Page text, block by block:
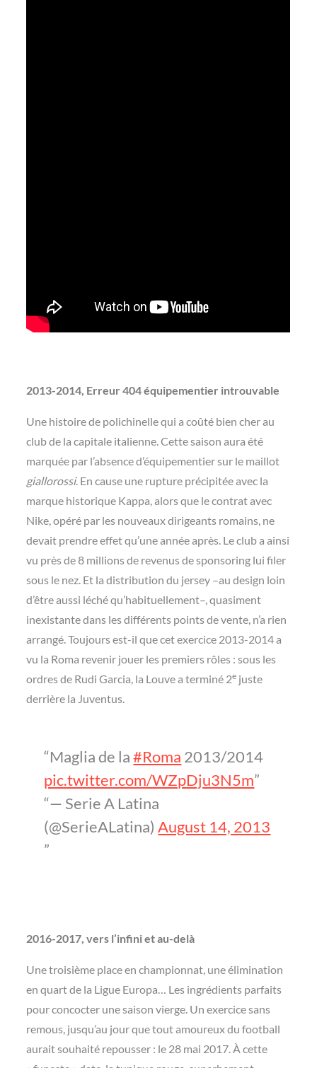
2013-2014, Erreur 404 équipementier introuvable
Une histoire de polichinelle qui a coûté bien cher au
club de la capitale italienne. Cette saison aura été
marquée par l’absence d’équipementier sur le maillot
giallorossi. En cause une rupture précipitée avec la
marque historique Kappa, alors que le contrat avec
Nike, opéré par les nouveaux dirigeants romains, ne
devait prendre effet qu’une année après. Le club a ainsi
vu près de 8 millions de revenus de sponsoring lui filer
sous le nez. Et la distribution du jersey –au design loin
d’être aussi léché qu’habituellement–, quasiment
inexistante dans les différents points de vente, n’a rien
arrangé. Toujours est-il que cet exercice 2013-2014 a
vu la Roma revenir jouer les premiers rôles : sous les
ordres de Rudi Garcia, la Louve a terminé 2e juste
derrière la Juventus.
Maglia de la#Roma 2013/2014
pic.twitter.com/WZpDju3N5m
— Serie A Latina
(@SerieALatina)August 14, 2013
2016-2017, vers l’infini et au-delà
Une troisième place en championnat, une élimination
en quart de la Ligue Europa… Les ingrédients parfaits
pour concocter une saison vierge. Un exercice sans
remous, jusqu’au jour que tout amoureux du football
aurait souhaité repousser : le 28 mai 2017. À cette